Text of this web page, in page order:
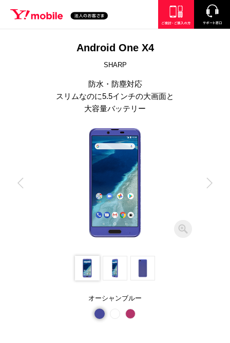
SEARCH
Android One X4
SHARP
防水・防塵対応
スリムなのに5.5インチの大画面と
大容量バッテリー
オーシャンブルー